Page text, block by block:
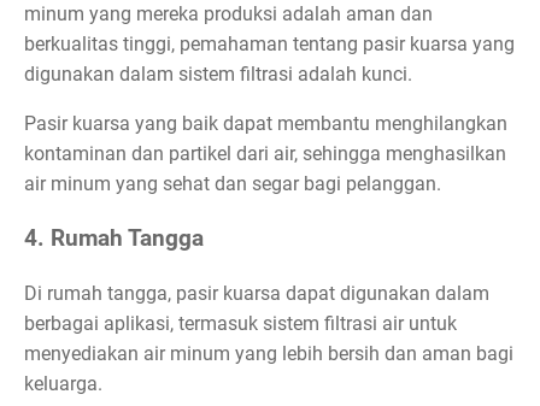
minum yang mereka produksi adalah aman dan
berkualitas tinggi, pemahaman tentang pasir kuarsa yang
digunakan dalam sistem filtrasi adalah kunci.
Pasir kuarsa yang baik dapat membantu menghilangkan
kontaminan dan partikel dari air, sehingga menghasilkan
air minum yang sehat dan segar bagi pelanggan.
4. Rumah Tangga
Di rumah tangga, pasir kuarsa dapat digunakan dalam
berbagai aplikasi, termasuk sistem filtrasi air untuk
menyediakan air minum yang lebih bersih dan aman bagi
keluarga.